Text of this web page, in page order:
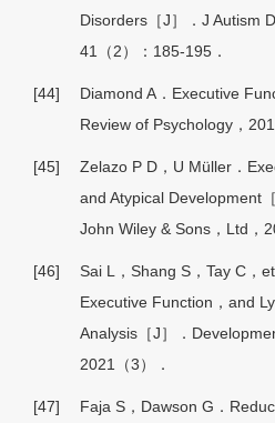
Disorders［J］．J Autism
41（2）：185-195．
[44]
Diamond A．Executive
Review of Psychology，
[45]
Zelazo P D，U Müller．
and Atypical Development
John Wiley & Sons，Ltd，
[46]
Sai L，Shang S，Tay C，
Executive Function，and
Analysis［J］．
2021（3）．
[47]
Faja S，Dawson G．